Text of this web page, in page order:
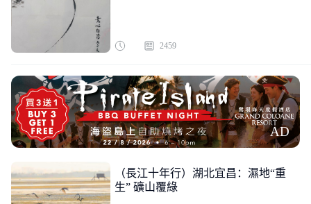
2459
AD
（長江十年行）湖北宜昌：濕地“重
生” 礦山覆綠